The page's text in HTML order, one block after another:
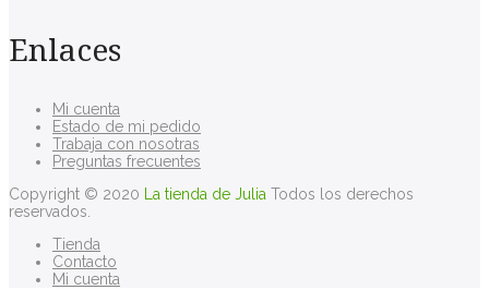
Enlaces
Mi cuenta
Estado de mi pedido
Trabaja con nosotras
Preguntas frecuentes
Copyright © 2020 La tienda de Julia Todos los derechos
reservados.
Tienda
Contacto
Mi cuenta